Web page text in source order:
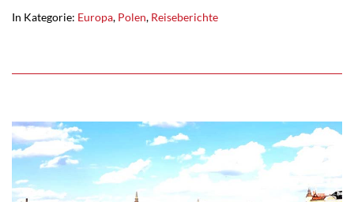
In Kategorie: Europa, Polen, Reiseberichte